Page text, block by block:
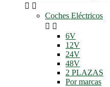
 
Coches Eléctricos
 
6V
12V
24V
48V
2 PLAZAS
Por marcas